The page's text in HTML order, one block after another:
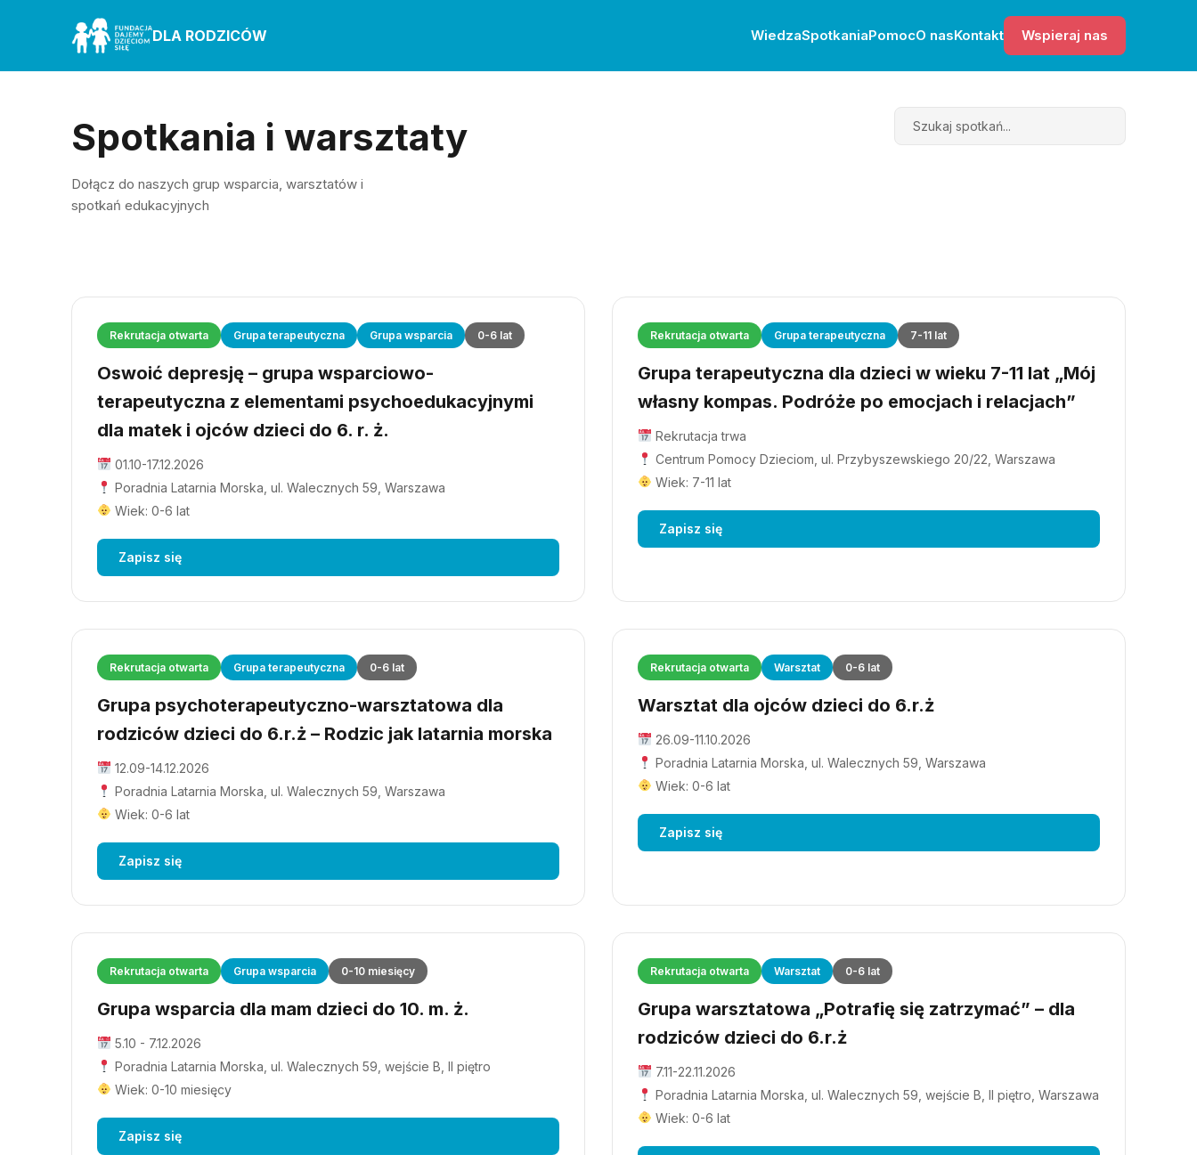
DLA RODZICÓW WiedzaSpotkaniaPomocO nasKontakt Wspieraj nas
Spotkania i warsztaty
Dołącz do naszych grup wsparcia, warsztatów i
spotkań edukacyjnych
Search
Rekrutacja otwarta Grupa terapeutyczna Grupa wsparcia 0-6 lat
Oswoić depresję – grupa wsparciowo-
terapeutyczna z elementami psychoedukacyjnymi
dla matek i ojców dzieci do 6. r. ż.
01.10-17.12.2026
Poradnia Latarnia Morska, ul. Walecznych 59, Warszawa
Wiek: 0-6 lat
Zapisz się
Rekrutacja otwarta Grupa terapeutyczna 7-11 lat
Grupa terapeutyczna dla dzieci w wieku 7-11 lat „Mój
własny kompas. Podróże po emocjach i relacjach”
Rekrutacja trwa
Centrum Pomocy Dzieciom, ul. Przybyszewskiego 20/22, Warszawa
Wiek: 7-11 lat
Zapisz się
Rekrutacja otwarta Grupa terapeutyczna 0-6 lat
Grupa psychoterapeutyczno-warsztatowa dla
rodziców dzieci do 6.r.ż – Rodzic jak latarnia morska
12.09-14.12.2026
Poradnia Latarnia Morska, ul. Walecznych 59, Warszawa
Wiek: 0-6 lat
Zapisz się
Rekrutacja otwarta Warsztat 0-6 lat
Warsztat dla ojców dzieci do 6.r.ż
26.09-11.10.2026
Poradnia Latarnia Morska, ul. Walecznych 59, Warszawa
Wiek: 0-6 lat
Zapisz się
Rekrutacja otwarta Grupa wsparcia 0-10 miesięcy
Grupa wsparcia dla mam dzieci do 10. m. ż.
5.10 - 7.12.2026
Poradnia Latarnia Morska, ul. Walecznych 59, wejście B, II piętro
Wiek: 0-10 miesięcy
Zapisz się
Rekrutacja otwarta Warsztat 0-6 lat
Grupa warsztatowa „Potrafię się zatrzymać” – dla
rodziców dzieci do 6.r.ż
7.11-22.11.2026
Poradnia Latarnia Morska, ul. Walecznych 59, wejście B, II piętro, Warszawa
Wiek: 0-6 lat